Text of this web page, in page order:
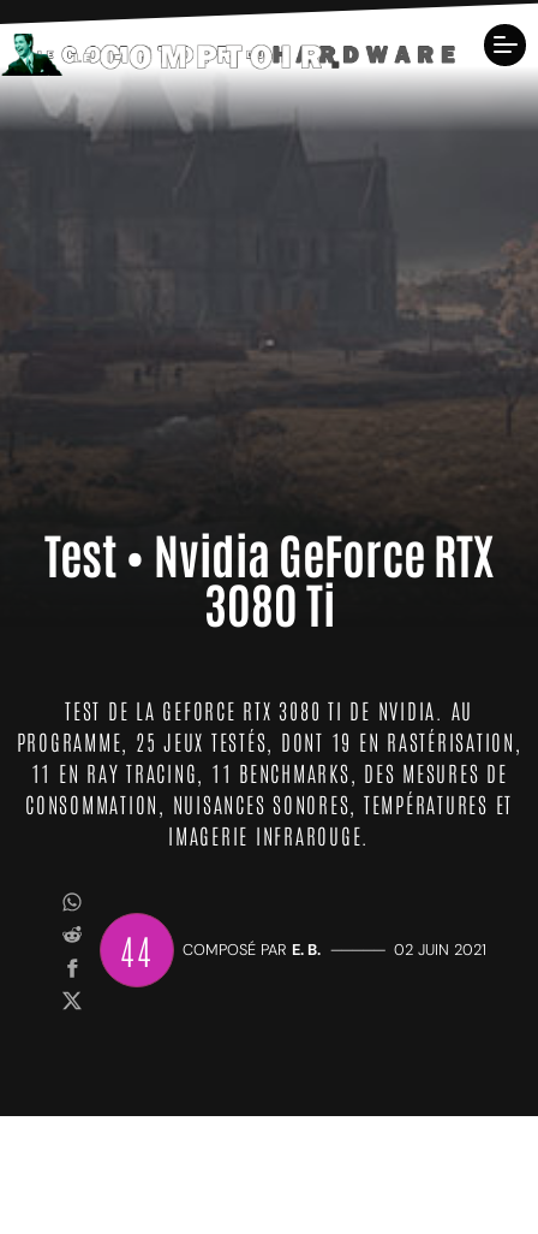
Test • Nvidia GeForce RTX
3080 Ti
TEST DE LA GEFORCE RTX 3080 TI DE NVIDIA. AU
PROGRAMME, 25 JEUX TESTÉS, DONT 19 EN RASTÉRISATION,
11 EN RAY TRACING, 11 BENCHMARKS, DES MESURES DE
CONSOMMATION, NUISANCES SONORES, TEMPÉRATURES ET
IMAGERIE INFRAROUGE.
44 COMPOSÉ PAR E. B. ————— 02 JUIN 2021